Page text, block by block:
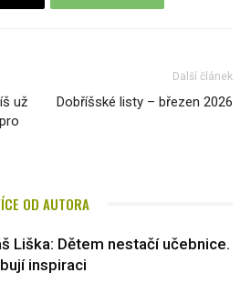
už
Další článek
Dobříšské listy – březen 2026
OD AUTORA
Liška: Dětem nestačí učebnice.
inspiraci